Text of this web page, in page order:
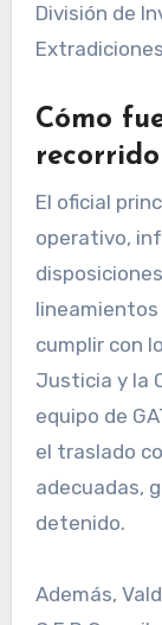
División de
Cómo
recorrido
El oficial
operativo,
lineamientos
cumplir con
Justicia y la
equipo de
el traslado
adecuadas,
detenido.
Además,